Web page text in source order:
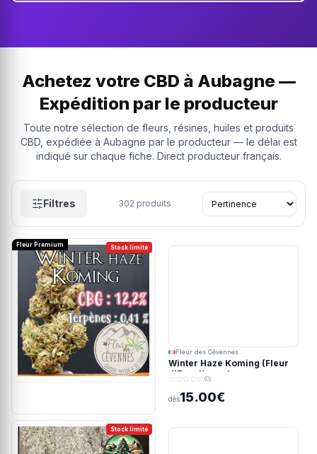
Achetez votre CBD à Aubagne —
Expédition par le producteur
Toute notre sélection de fleurs, résines, huiles et produits
CBD, expédiée à Aubagne par le producteur — le délai est
indiqué sur chaque fiche. Direct producteur français.
Filtres 302 produits
Stock limité
Fleur Premium
Fleur des Cévennes
Winter Haze Koming (Fleur
d'Excellence)
(0)
dès15.00€
Stock limité